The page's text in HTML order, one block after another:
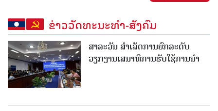
ຂ່າວວັດທະນະທຳ-ສັງຄົມ
ສາລະວັນ ສໍາເລັດການຍົກລະດັບ
ວຽກງານເສນາທິການຮັບໃຊ້ການນໍາ